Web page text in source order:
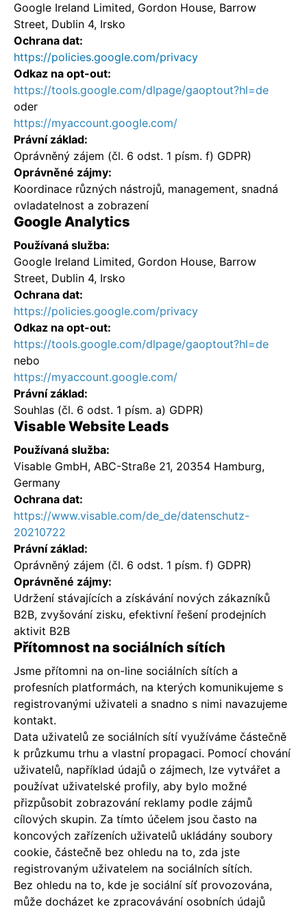
Google Ireland Limited, Gordon House, Barrow
Street, Dublin 4, Irsko
Ochrana dat:
https://policies.google.com/privacy
Odkaz na opt-out:
https://tools.google.com/dlpage/gaoptout?hl=de
oder
https://myaccount.google.com/
Právní základ:
Oprávněný zájem (čl. 6 odst. 1 písm. f) GDPR)
Oprávněné zájmy:
Koordinace různých nástrojů, management, snadná
ovladatelnost a zobrazení
Google Analytics
Používaná služba:
Google Ireland Limited, Gordon House, Barrow
Street, Dublin 4, Irsko
Ochrana dat:
https://policies.google.com/privacy
Odkaz na opt-out:
https://tools.google.com/dlpage/gaoptout?hl=de
nebo
https://myaccount.google.com/
Právní základ:
Souhlas (čl. 6 odst. 1 písm. a) GDPR)
Visable Website Leads
Používaná služba:
Visable GmbH, ABC-Straße 21, 20354 Hamburg,
Germany
Ochrana dat:
https://www.visable.com/de_de/datenschutz-
20210722
Právní základ:
Oprávněný zájem (čl. 6 odst. 1 písm. f) GDPR)
Oprávněné zájmy:
Udržení stávajících a získávání nových zákazníků
B2B, zvyšování zisku, efektivní řešení prodejních
aktivit B2B
Přítomnost na sociálních sítích
Jsme přítomni na on-line sociálních sítích a
profesních platformách, na kterých komunikujeme s
registrovanými uživateli a snadno s nimi navazujeme
kontakt.
Data uživatelů ze sociálních sítí využíváme částečně
k průzkumu trhu a vlastní propagaci. Pomocí chování
uživatelů, například údajů o zájmech, lze vytvářet a
používat uživatelské profily, aby bylo možné
přizpůsobit zobrazování reklamy podle zájmů
cílových skupin. Za tímto účelem jsou často na
koncových zařízeních uživatelů ukládány soubory
cookie, částečně bez ohledu na to, zda jste
registrovaným uživatelem na sociálních sítích.
Bez ohledu na to, kde je sociální síť provozována,
může docházet ke zpracovávání osobních údajů